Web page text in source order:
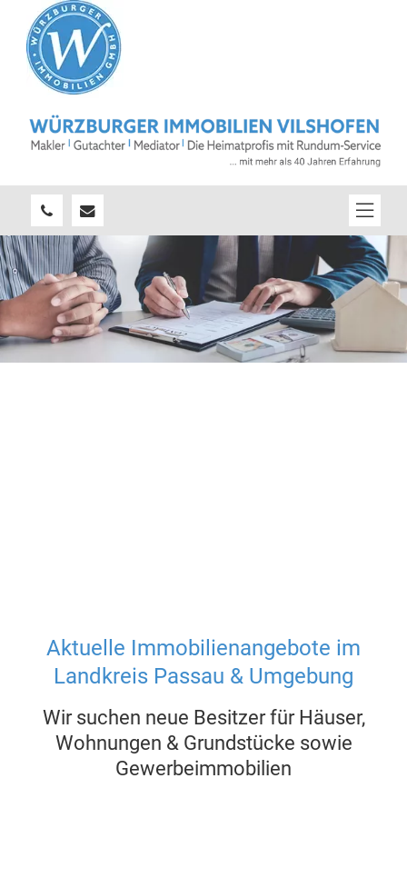
Aktuelle Immobilienangebote im
Landkreis Passau & Umgebung
Wir suchen neue Besitzer für Häuser,
Wohnungen & Grundstücke sowie
Gewerbeimmobilien